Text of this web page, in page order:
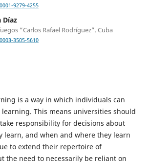
9279-4255
Díaz
“Carlos Rafael Rodríguez”. Cuba
3505-5610
is a way in which individuals can
This means universities should
responsibility for decisions about
learn, and when and where they learn
to extend their repertoire of
the need to necessarily be reliant on